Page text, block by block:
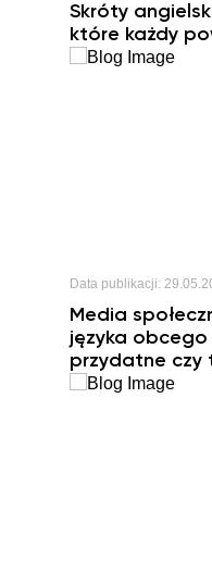
Skróty
które każdy
Data publikacji:
Media
języka
przydatne czy